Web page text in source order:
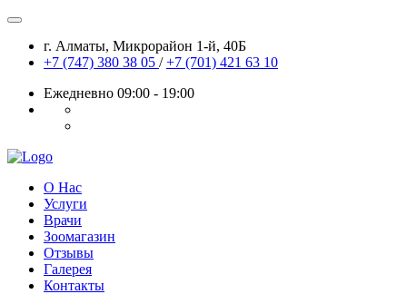
г. Алматы, Микрорайон 1-й, 40Б
+7 (747) 380 38 05 /+7 (701) 421 63 10
Ежедневно 09:00 - 19:00
О Нас
Услуги
Врачи
Зоомагазин
Отзывы
Галерея
Контакты